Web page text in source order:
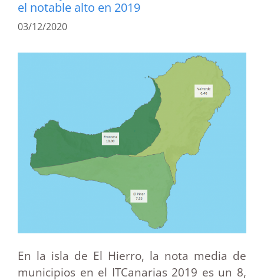
el notable alto en 2019
03/12/2020
En la isla de El Hierro, la nota media de
municipios en el ITCanarias 2019 es un 8,